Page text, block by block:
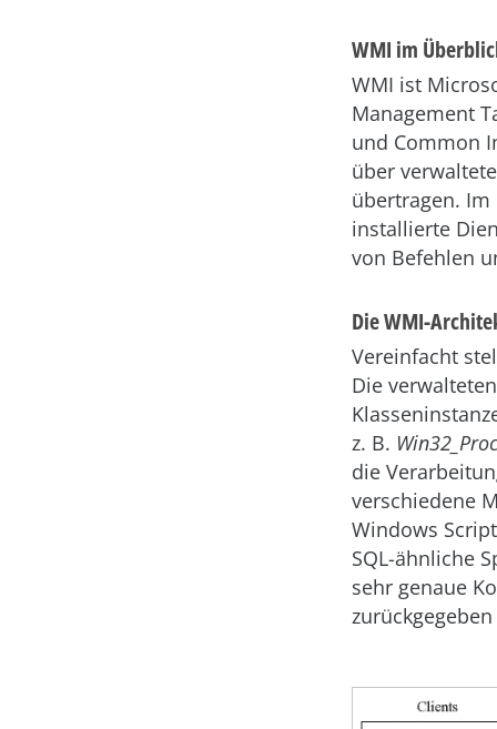
WMI im
WMI ist
Management
und Common
über
übertragen. Im
installierte
von Befehlen
Die WMI-
Vereinfacht
Die
z. B.
die
verschiedene
Windows
SQL-ähnliche
sehr genaue